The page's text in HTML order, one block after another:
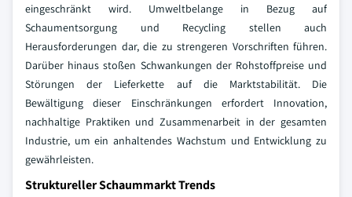
eingeschränkt wird. Umweltbelange in Bezug auf
Schaumentsorgung und Recycling stellen auch
Herausforderungen dar, die zu strengeren Vorschriften führen.
Darüber hinaus stoßen Schwankungen der Rohstoffpreise und
Störungen der Lieferkette auf die Marktstabilität. Die
Bewältigung dieser Einschränkungen erfordert Innovation,
nachhaltige Praktiken und Zusammenarbeit in der gesamten
Industrie, um ein anhaltendes Wachstum und Entwicklung zu
gewährleisten.
Struktureller Schaummarkt Trends